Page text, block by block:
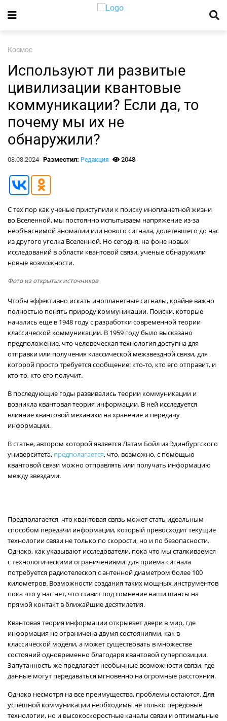
Космос
Используют ли развитые
цивилизации квантовые
коммуникации? Если да, то
почему мы их не
обнаружили?
08.08.2024 Разместил: Редакция 2048
С тех пор как ученые приступили к поиску инопланетной жизни
во Вселенной, мы постоянно испытываем напряжение из-за
необъяснимой аномалии или нового сигнала, долетевшего до нас
из другого уголка Вселенной. Но сегодня, на фоне новых
исследований в области квантовой связи, ученые обнаружили
новые возможности.
Фото из открытых источников
Чтобы эффективно искать инопланетные сигналы, крайне важно
полностью понять природу коммуникации. Поиски, которые
начались еще в 1948 году с разработки современной теории
классической коммуникации. В 1959 году было высказано
предположение, что человеческая технология доступна для
отправки или получения классической межзвездной связи, для
которой просто требуется сообщение: кто-то, кто его отправит, и
кто-то, кто его получит.
В последующие годы развивались теории коммуникации и
возникла квантовая теория информации. В ней исследуется
влияние квантовой механики на хранение и передачу
информации.
В статье, автором которой является Латам Бойл из Эдинбургского
университета, предполагается, что, возможно, с помощью
квантовой связи можно отправлять или получать информацию
между звездами.
Предполагается, что квантовая связь может стать идеальным
способом передачи информации, который превосходит текущие
технологии связи не только по скорости, но и по безопасности.
Однако, как указывают исследователи, пока что мы сталкиваемся
с технологическими ограничениями: для приема сигнала
потребуется радиотелескоп с антенной диаметром более 100
километров. Возможности создания таких мощных инструментов
пока что у нас нет, что ставит под сомнение наши шансы на
прямой контакт в ближайшие десятилетия.
Квантовая теория информации открывает двери в мир, где
информация не ограничена двумя состояниями, как в
классической модели, а может существовать в множестве
состояний одновременно благодаря квантовой суперпозиции.
Запутанность же предлагает необычные возможности связи, где
данные могут передаваться мгновенно на огромные расстояния.
Однако несмотря на все преимущества, проблемы остаются. Для
успешной коммуникации необходимы не только передовые
технологии, но и высокоскоростные каналы связи и оптимальные